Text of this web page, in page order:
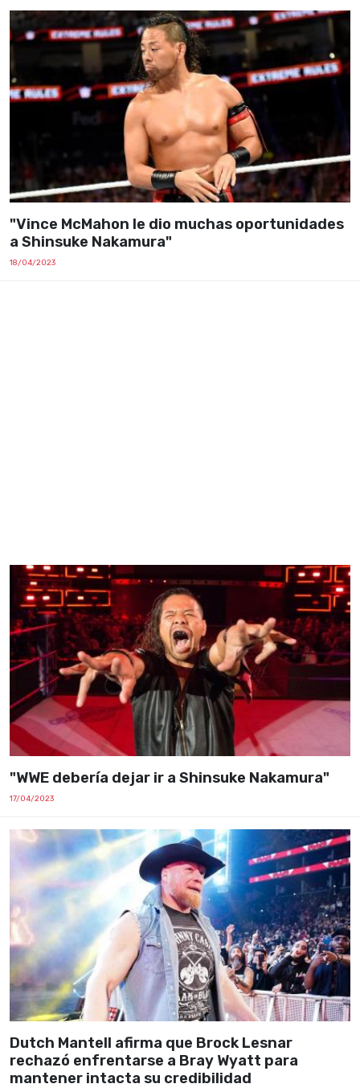
"Vince McMahon le dio muchas oportunidades
a Shinsuke Nakamura"
18/04/2023
"WWE debería dejar ir a Shinsuke Nakamura"
17/04/2023
Dutch Mantell afirma que Brock Lesnar
rechazó enfrentarse a Bray Wyatt para
mantener intacta su credibilidad